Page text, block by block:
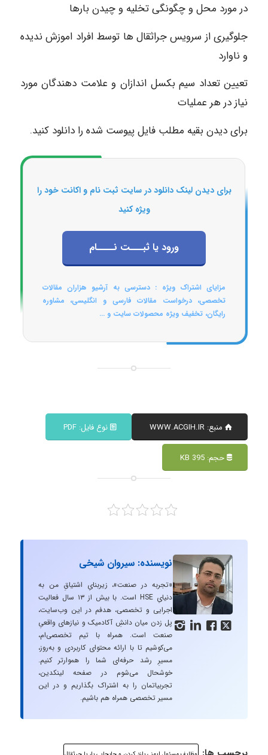
در مورد محل و چگونگی تخلیه و چیدن بارها
جلوگیری از سرویس جراثقال ها توسط افراد اموزش ندیده
و ناوارد
تعیین تعداد سیم بکسل اندازان و علامت دهندگان مورد
نیاز در هر عملیات
برای دیدن بقیه مطلب فایل پیوست شده را دانلود کنید.
برای دیدن لینک دانلود در سایت ثبت نام و اکانت خود را
ویژه کنید
ورود یا ثبـــت نــــام
مزایای اشتراک ویژه : دسترسی به آرشیو هزاران مقالات
تخصصی، درخواست مقالات فارسی و انگلیسی، مشاوره
رایگان، تخفیف ویژه محصولات سایت و ...
منبع: WWW.ACGIH.IR نوع فایل: PDF
حجم: 395 KB
   
نویسنده: سیروان شیخی
«تجربه در صنعت»، زیربنایِ اشتیاقِ من به
دنیایِ HSE است. با بیش از ۱۳ سال فعالیت
اجرایی و تخصصی، هدفم در این وب‌سایت،
پل زدن میان دانشِ آکادمیک و نیازهای واقعیِ
صنعت است. همراه با تیم تخصصی‌ام،
می‌کوشیم تا با ارائه محتوای کاربردی و به‌روز،
مسیرِ رشد حرفه‌ای شما را هموارتر کنیم.
خوشحال می‌شوم در صفحه لینکدین،
تجربیاتمان را به اشتراک بگذاریم و در این
مسیر تخصصی همراه هم باشیم.